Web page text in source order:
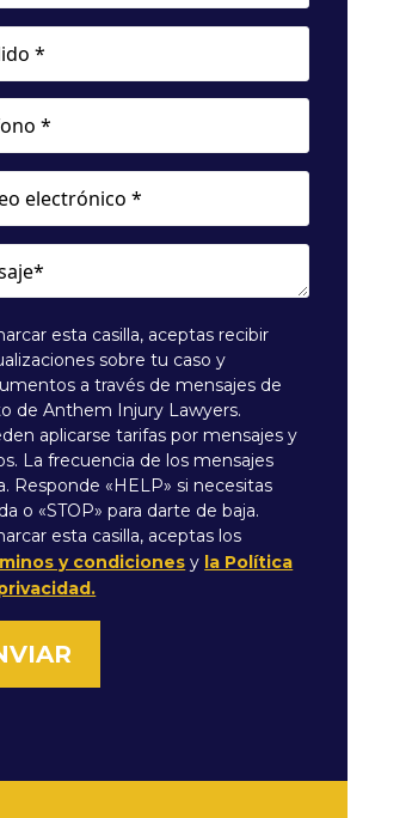
esta casilla, aceptas recibir
sobre tu caso y
a través de mensajes de
de Anthem Injury Lawyers.
aplicarse tarifas por mensajes y
La frecuencia de los mensajes
Responde «HELP» si necesitas
o «STOP» para darte de baja.
esta casilla, aceptas los
y condiciones y la Política